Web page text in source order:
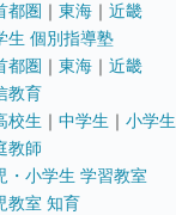
都圏 ｜ 東海 ｜ 近畿
生 個別指導塾
都圏 ｜ 東海 ｜ 近畿
教育
校生 ｜ 中学生 ｜ 小学生
教師
・小学生 学習教室
教室 知育